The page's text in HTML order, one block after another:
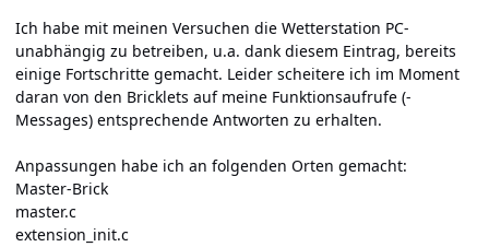
Ich habe mit meinen Versuchen die Wetterstation PC-
unabhängig zu betreiben, u.a. dank diesem Eintrag, bereits
einige Fortschritte gemacht. Leider scheitere ich im Moment
daran von den Bricklets auf meine Funktionsaufrufe (-
Messages) entsprechende Antworten zu erhalten.
Anpassungen habe ich an folgenden Orten gemacht:
Master-Brick
master.c
extension_init.c